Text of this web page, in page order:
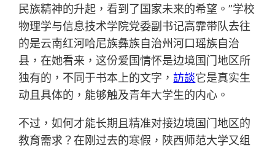
民族精神的升起，看到了国家未来的希望。”学校
物理学与信息技术学院党委副书记高霏带队去往
的是云南红河哈尼族彝族自治州河口瑶族自治
县，在她看来，这份爱国情怀是边境国门地区所
独有的，不同于书本上的文字，訪談它是真实生
动且具体的，能够触及青年大学生的内心。
不过，如何才能长期且精准对接边境国门地区的
教育需求？在刚过去的寒假，陕西师范大学又组